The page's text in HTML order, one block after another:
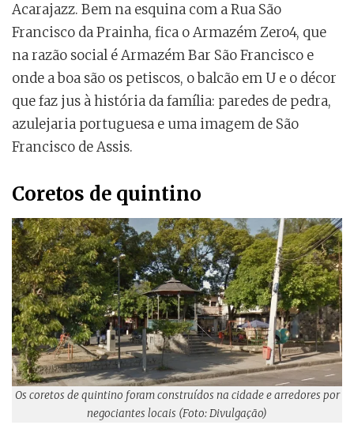
Acarajazz. Bem na esquina com a Rua São
Francisco da Prainha, fica o Armazém Zero4, que
na razão social é Armazém Bar São Francisco e
onde a boa são os petiscos, o balcão em U e o décor
que faz jus à história da família: paredes de pedra,
azulejaria portuguesa e uma imagem de São
Francisco de Assis.
Coretos de quintino
Os coretos de quintino foram construídos na cidade e arredores por
negociantes locais (Foto: Divulgação)